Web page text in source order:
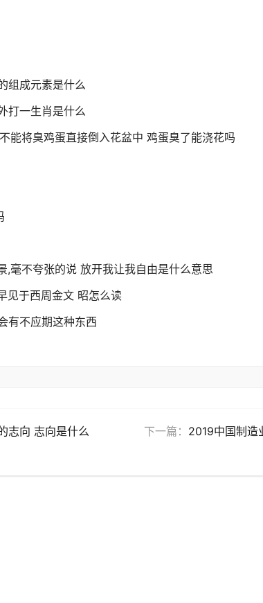
组成元素是什么
打一生肖是什么
能将臭鸡蛋直接倒入花盆中 鸡蛋臭了能浇花吗
,毫不夸张的说 放开我让我自由是什么意思
见于西周金文 昭怎么读
有不应期这种东西
志向 志向是什么
下一篇： 2019中国制造